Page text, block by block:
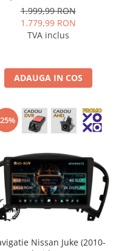
RAM + 64GB ROM, 9 Inch
BGA9004+AD-BGRKIT168
1.999,99 RON
1.779,99 RON
TVA inclus
ADAUGA IN COS
Nissan Juke (2010-